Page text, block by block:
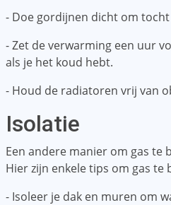
- Doe gordijnen dicht om
- Zet de verwarming een uur
als je het koud hebt.
- Houd de radiatoren vrij van
Isolatie
Een andere manier om gas te
Hier zijn enkele tips om gas te
- Isoleer je dak en muren om